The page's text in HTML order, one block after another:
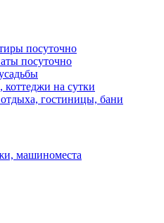
посуточно
посуточно
коттеджи на сутки
гостиницы, бани
машиноместа